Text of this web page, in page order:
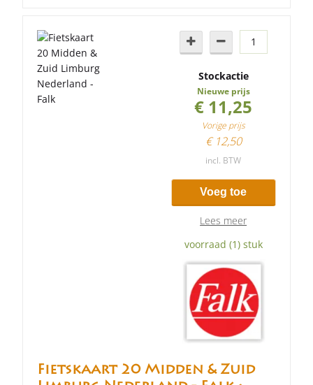
Stockactie
Nieuwe prijs
€ 11,25
Vorige prijs
€ 12,50
incl. BTW
Voeg toe
Lees meer
voorraad (1) stuk
Fietskaart 20 Midden & Zuid